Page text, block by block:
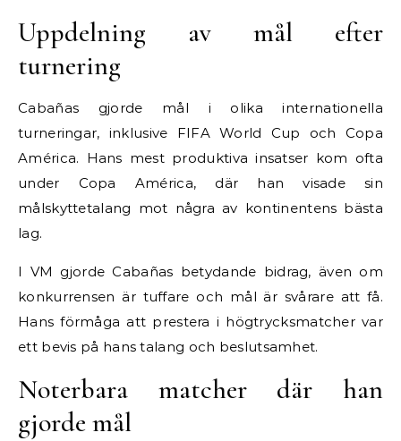
Uppdelning av mål efter
turnering
Cabañas gjorde mål i olika internationella
turneringar, inklusive FIFA World Cup och Copa
América. Hans mest produktiva insatser kom ofta
under Copa América, där han visade sin
målskyttetalang mot några av kontinentens bästa
lag.
I VM gjorde Cabañas betydande bidrag, även om
konkurrensen är tuffare och mål är svårare att få.
Hans förmåga att prestera i högtrycksmatcher var
ett bevis på hans talang och beslutsamhet.
Noterbara matcher där han
gjorde mål